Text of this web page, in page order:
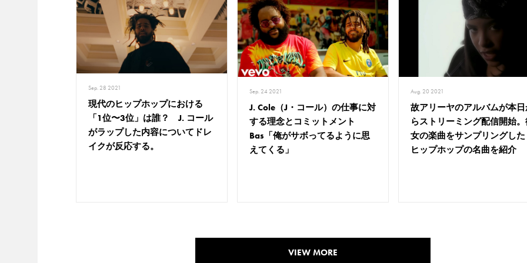
Sep. 28 2021
現代のヒップホップにおける
「1位〜3位」は誰？ J. コール
がラップした内容についてドレ
イクが反応する。
Sep. 24 2021
J. Cole（J・コール）の仕事に対
する理念とコミットメント
Bas「俺がサボってるように思
えてくる」
Aug. 20 2021
故アリーヤのアルバムが本
らストリーミング配信開始
女の楽曲をサンプリングした
ヒップホップの名曲を紹介
VIEW MORE